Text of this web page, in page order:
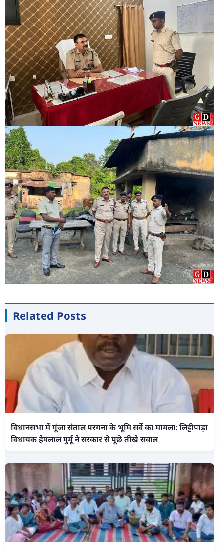
Related Posts
विधानसभा में गूंजा संताल परगना के भूमि सर्वे का मामला: लिट्टीपाड़ा
विधायक हेमलाल मुर्मू ने सरकार से पूछे तीखे सवाल